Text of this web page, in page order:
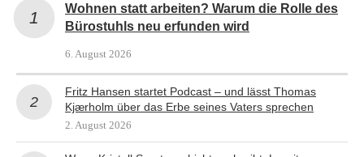
Wohnen statt arbeiten? Warum die Rolle des
Bürostuhls neu erfunden wird
6. August 2026
Fritz Hansen startet Podcast – und lässt Thomas
Kjærholm über das Erbe seines Vaters sprechen
2. August 2026